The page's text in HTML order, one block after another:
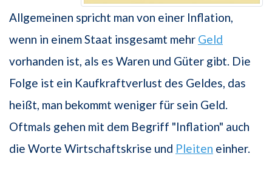
Allgemeinen spricht man von einer Inflation,
wenn in einem Staat insgesamt mehr Geld
vorhanden ist, als es Waren und Güter gibt. Die
Folge ist ein Kaufkraftverlust des Geldes, das
heißt, man bekommt weniger für sein Geld.
Oftmals gehen mit dem Begriff "Inflation" auch
die Worte Wirtschaftskrise und Pleiten einher.